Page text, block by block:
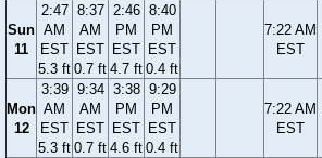
Sun
11
2:47
AM
EST
5.3 ft
8:37
AM
EST
0.7 ft
2:46
PM
EST
4.7 ft
8:40
PM
EST
0.4 ft
7:22 AM
EST
Mon
12
3:39
AM
EST
5.3 ft
9:34
AM
EST
0.7 ft
3:38
PM
EST
4.6 ft
9:29
PM
EST
0.4 ft
7:22 AM
EST